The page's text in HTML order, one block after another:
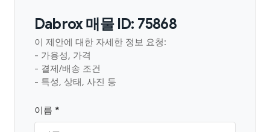
Dabrox 매물 ID: 75868
이 제안에 대한 자세한 정보 요청:
- 가용성, 가격
- 결제/배송 조건
- 특성, 상태, 사진 등
이름 *